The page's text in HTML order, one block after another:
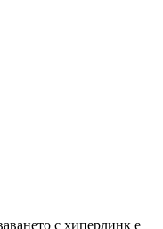
с хиперлинк е